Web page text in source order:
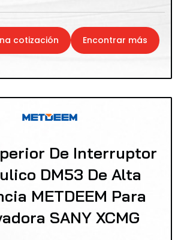
cotización Encontrar más
De Interruptor
DM53 De Alta
METDEEM Para
SANY XCMG